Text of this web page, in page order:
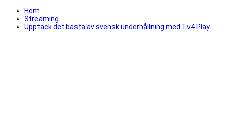
Hem
Streaming
Upptäck det bästa av svensk underhållning med Tv4 Play